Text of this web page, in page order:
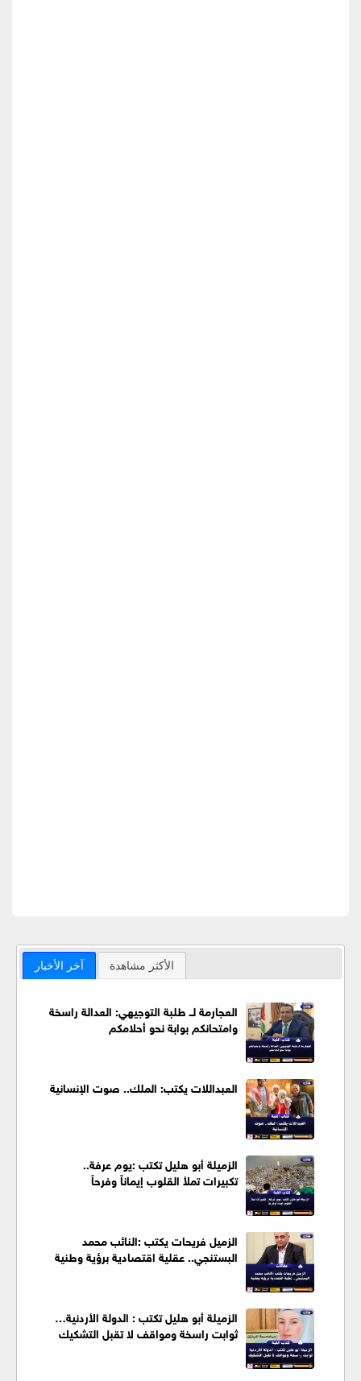
آخر الأخبار الأكثر مشاهدة
العجارمة لــ طلبة التوجيهي: العدالة راسخة
وامتحانكم بوابة نحو أحلامكم
العبداللات يكتب: الملك.. صوت الإنسانية
الزميلة أبو هليل تكتب :يوم عرفة..
تكبيرات تملأ القلوب إيماناً وفرحاً
الزميل فريحات يكتب :النائب محمد
البستنجي.. عقلية اقتصادية برؤية وطنية
الزميلة أبو هليل تكتب : الدولة الأردنية…
ثوابت راسخة ومواقف لا تقبل التشكيك